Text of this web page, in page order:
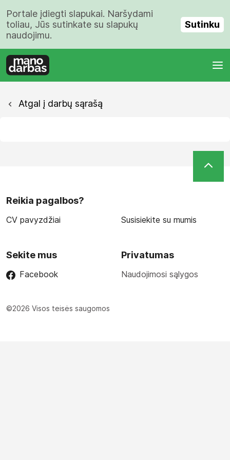
Portale įdiegti slapukai. Naršydami
toliau, Jūs sutinkate su slapukų
naudojimu.
Sutinku
Atgal į darbų sąrašą
Reikia pagalbos?
CV pavyzdžiai Susisiekite su mumis
Sekite mus
Facebook
Privatumas
Naudojimosi sąlygos
©2026 Visos teisės saugomos